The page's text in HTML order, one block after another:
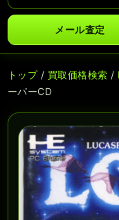
メール査定
トップ/ 買取価格検索 /
ーパーCD